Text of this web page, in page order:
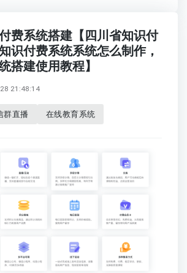
费系统搭建【四川省知识付
识付费系统系统怎么制作，
搭建使用教程】
21:48:14
群直播 在线教育系统